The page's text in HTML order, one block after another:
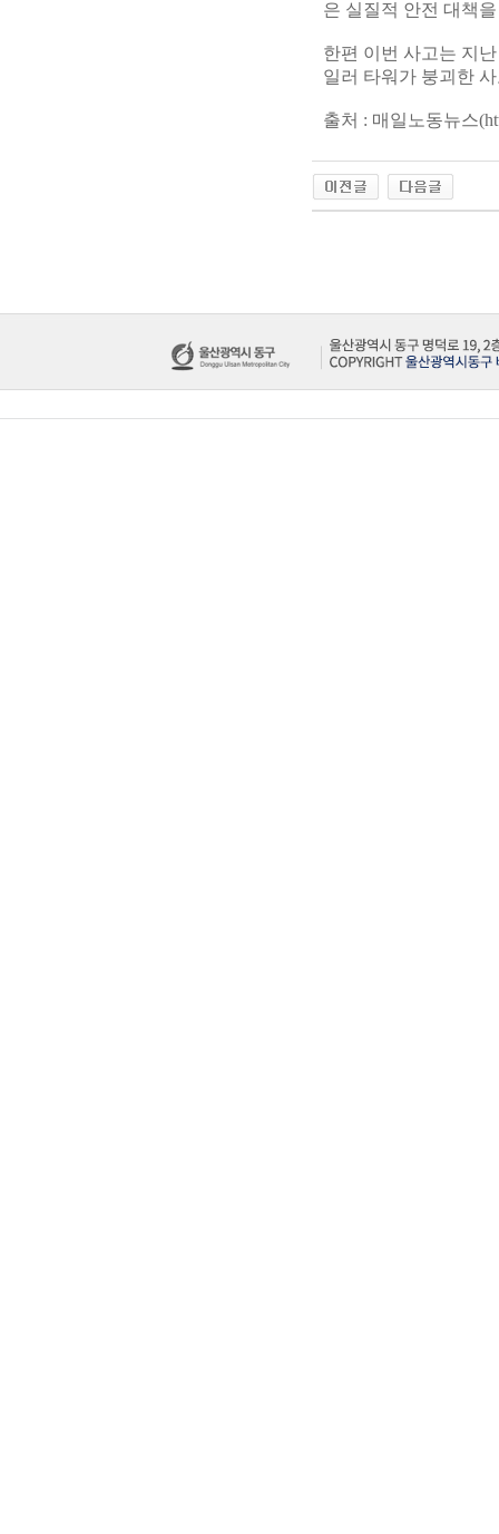
은 실질적 안전 대책
한편 이번 사고는 지
일러 타워가 붕괴한
출처 : 매일노동뉴스(